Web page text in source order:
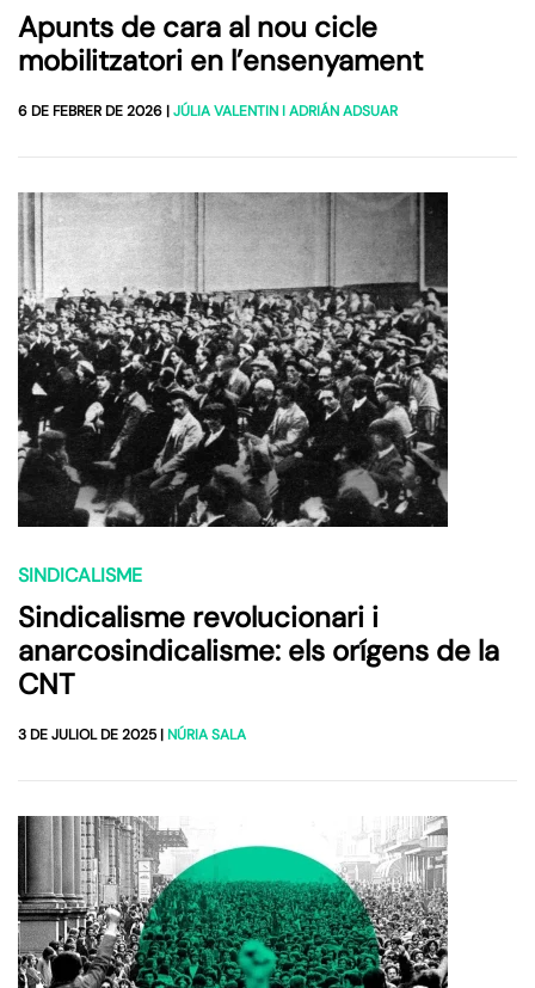
Apunts de cara al nou cicle
mobilitzatori en l’ensenyament
6 DE FEBRER DE 2026 |JÚLIA VALENTIN I ADRIÁN ADSUAR
SINDICALISME
Sindicalisme revolucionari i
anarcosindicalisme: els orígens de la
CNT
3 DE JULIOL DE 2025 |NÚRIA SALA